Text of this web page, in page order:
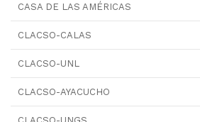
CASA DE LAS AMÉRICAS
CLACSO-CALAS
CLACSO-UNL
CLACSO-AYACUCHO